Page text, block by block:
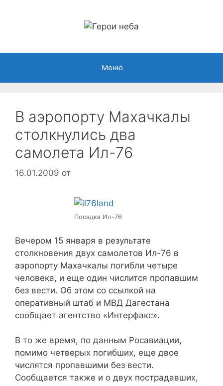
Меню
В аэропорту Махачкалы
столкнулись два
самолета Ил-76
16.01.2009 от
Посадка Ил-76
Вечером 15 января в результате
столкновения двух самолетов Ил-76 в
аэропорту Махачкалы погибли четыре
человека, и еще один числится пропавшим
без вести. Об этом со ссылкой на
оперативный штаб и МВД Дагестана
сообщает агентство «Интерфакс».
В то же время, по данным Росавиации,
помимо четверых погибших, еще двое
числятся пропавшими без вести.
Сообщается также и о двух пострадавших,